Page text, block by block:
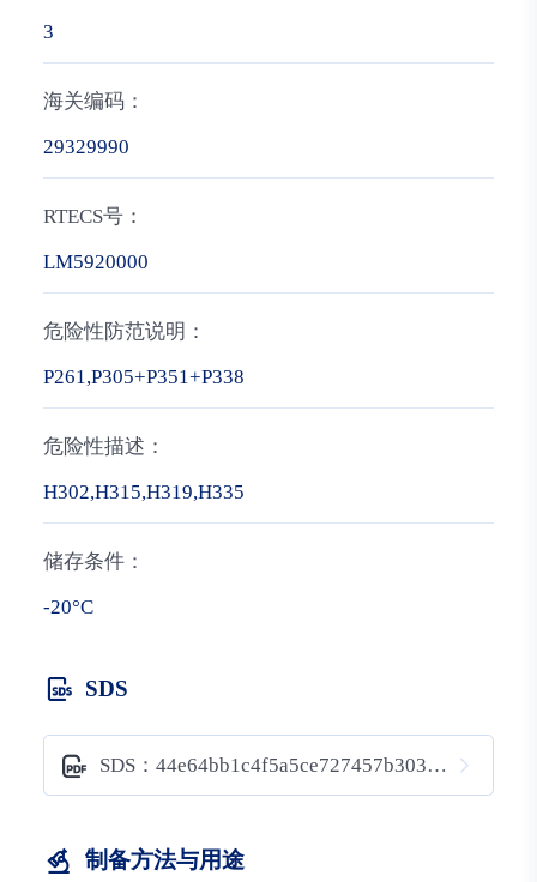
3
海关编码：
29329990
RTECS号：
LM5920000
危险性防范说明：
P261,P305+P351+P338
危险性描述：
H302,H315,H319,H335
储存条件：
-20°C
SDS
SDS：44e64bb1c4f5a5ce727457b3038e375b
制备方法与用途